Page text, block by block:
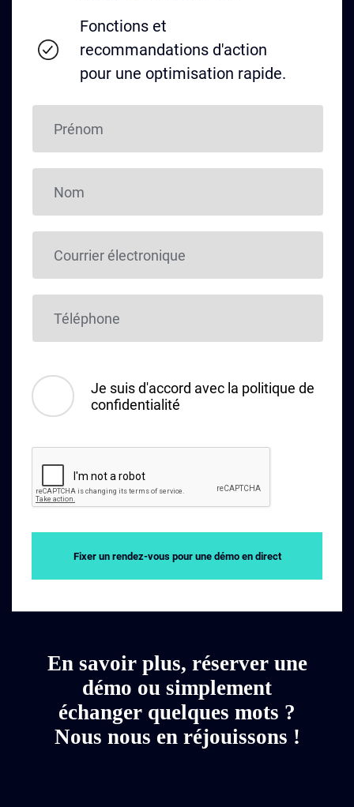
Fonctions et
recommandations d'action
pour une optimisation rapide.
Je suis d'accord avec la politique de
confidentialité
Fixer un rendez-vous pour une démo en direct
En savoir plus, réserver une
démo ou simplement
échanger quelques mots ?
Nous nous en réjouissons !